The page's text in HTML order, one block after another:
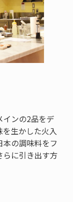
インの2品をデ
生かした火入
の調味料をフ
らに引き出す方